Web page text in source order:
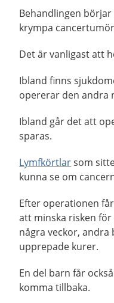
Behandlingen
krympa
Det är vanligast att
Ibland finns
opererar den andra
Ibland går det att
sparas.
Lymfkörtlarsom
kunna se om
Efter operationen
att minska risken
några veckor, andra
upprepade kurer.
En del barn får
komma tillbaka.